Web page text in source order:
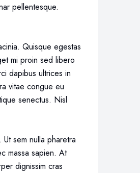
pellentesque.
Quisque egestas
mi proin sed libero
dapibus ultrices in
vitae congue eu
senectus. Nisl
sem nulla pharetra
massa sapien. At
dignissim cras